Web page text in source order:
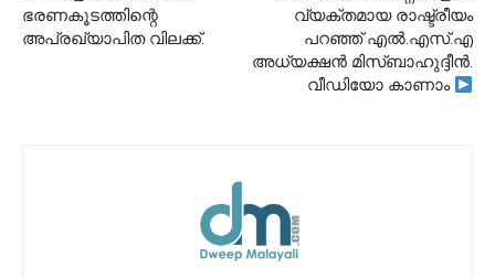
ഭരണകൂടത്തിന്റെ
അപ്രഖ്യാപിത വിലക്ക്.
വ്യക്തമായ രാഷ്ട്രീയം
പറഞ്ഞ് എൽ.എസ്.എ
അധ്യക്ഷൻ മിസ്ബാഹുദ്ദീൻ.
വീഡിയോ കാണാം